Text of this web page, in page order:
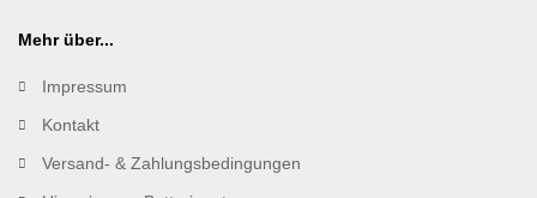
Mehr über...
Impressum
Kontakt
Versand- & Zahlungsbedingungen